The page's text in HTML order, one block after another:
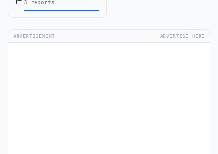
3 reports
ADVERTISEMENT ADVERTISE HERE